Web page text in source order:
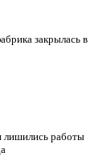
закрылась в
лишились работы